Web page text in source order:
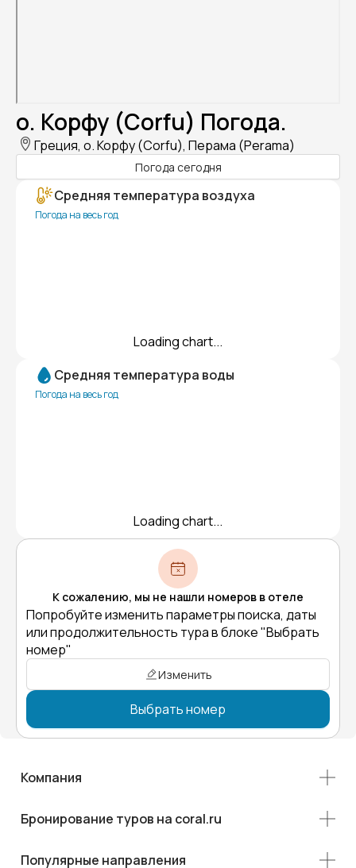
о. Корфу (Corfu) Погода.
Греция, о. Корфу (Corfu), Перама (Perama)
Погода сегодня
Средняя температура воздуха
Погода на весь год
Loading chart...
Средняя температура воды
Погода на весь год
Loading chart...
К сожалению, мы не нашли номеров в отеле
Попробуйте изменить параметры поиска, даты
или продолжительность тура в блоке "Выбрать
номер"
Изменить
Выбрать номер
Компания
Бронирование туров на coral.ru
Популярные направления